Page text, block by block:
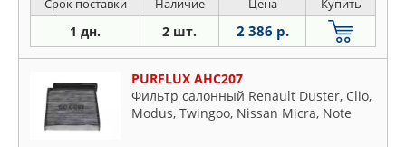
Срок поставки Наличие Цена Купить
1 дн. 2 шт. 2 386 р.
PURFLUX AHC207
Фильтр салонный Renault Duster, Clio,
Modus, Twingoo, Nissan Micra, Note